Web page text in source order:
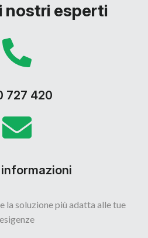
nostri esperti
727 420
la soluzione più adatta alle tue
esigenze